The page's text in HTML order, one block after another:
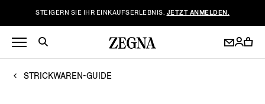
STEIGERN SIE IHR EINKAUFSERLEBNIS. JETZT ANMELDEN.
STRICKWAREN-GUIDE